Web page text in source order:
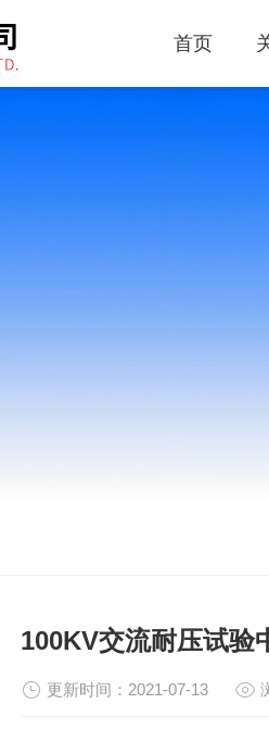
首页
100KV交流耐压试验
更新时间：2021-07-13